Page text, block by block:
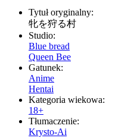
Tytuł oryginalny:
牝を狩る村
Studio:
Blue bread
Queen Bee
Gatunek:
Anime
Hentai
Kategoria wiekowa:
18+
Tłumaczenie:
Krysto-Ai